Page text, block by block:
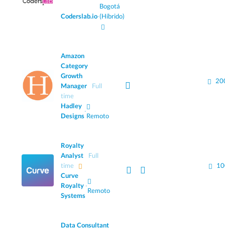
Coderslab.io·
Bogotá
(Híbrido)
Amazon
Category
Growth
Manager
Full
time
Hadley
Designs
·
Remoto
Royalty
Analyst
Full
time
Curve
Royalty
Systems
·
Remoto
Data Consultant